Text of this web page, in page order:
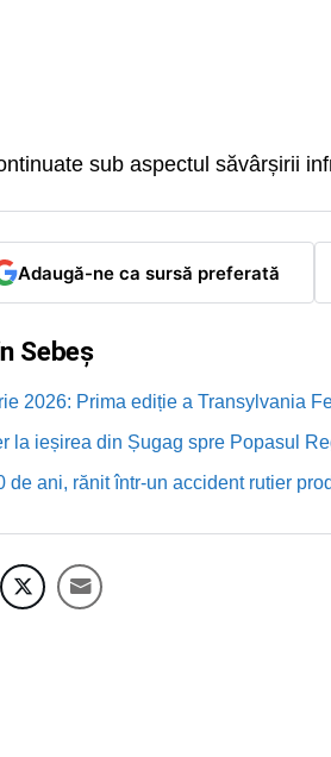
sub aspectul săvârșirii
Adaugă-ne ca sursă preferată
Sebeș
2026: Prima ediție a Transylvania
la ieșirea din Șugag spre Popasul
de ani, rănit într-un accident rutier